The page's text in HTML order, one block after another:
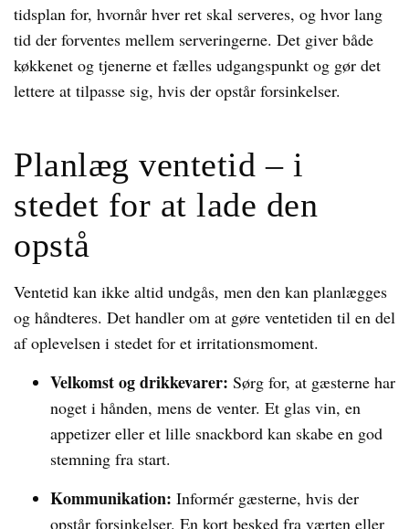
tidsplan for, hvornår hver ret skal serveres, og hvor lang
tid der forventes mellem serveringerne. Det giver både
køkkenet og tjenerne et fælles udgangspunkt og gør det
lettere at tilpasse sig, hvis der opstår forsinkelser.
Planlæg ventetid – i
stedet for at lade den
opstå
Ventetid kan ikke altid undgås, men den kan planlægges
og håndteres. Det handler om at gøre ventetiden til en del
af oplevelsen i stedet for et irritationsmoment.
Velkomst og drikkevarer: Sørg for, at gæsterne har
noget i hånden, mens de venter. Et glas vin, en
appetizer eller et lille snackbord kan skabe en god
stemning fra start.
Kommunikation: Informér gæsterne, hvis der
opstår forsinkelser. En kort besked fra værten eller